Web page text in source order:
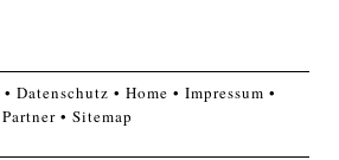
Datenschutz Home
Impressum
Partner Sitemap